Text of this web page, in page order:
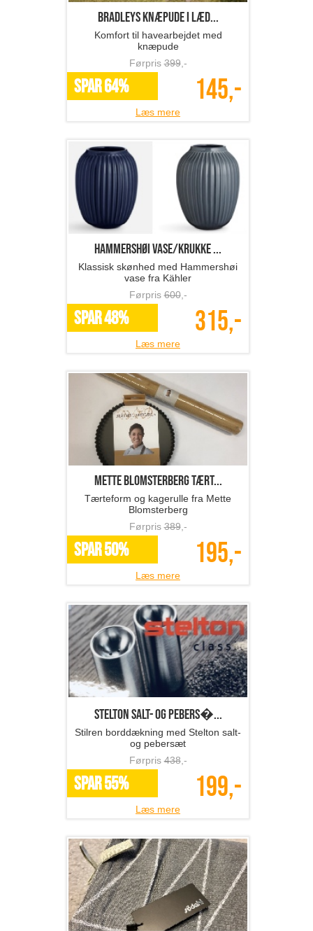
BRADLEYS knæpude i læd...
Komfort til havearbejdet med
knæpude
Førpris399,-
SPAR 64% 145,-
Læs mere
Hammershøi vase/krukke ...
Klassisk skønhed med Hammershøi
vase fra Kähler
Førpris600,-
SPAR 48% 315,-
Læs mere
Mette Blomsterberg tært...
Tærteform og kagerulle fra Mette
Blomsterberg
Førpris389,-
SPAR 50% 195,-
Læs mere
Stelton salt- og pebers�...
Stilren borddækning med Stelton salt-
og pebersæt
Førpris438,-
SPAR 55% 199,-
Læs mere